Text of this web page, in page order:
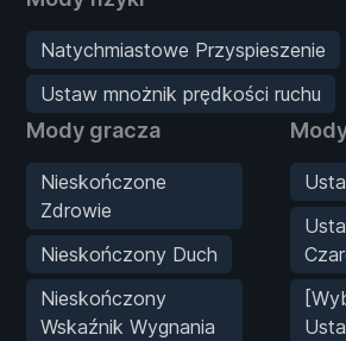
Natychmiastowe Przyspieszenie
Ustaw mnożnik prędkości ruchu
Mody gracza
Nieskończone
Zdrowie
Nieskończony Duch
Nieskończony
Wskaźnik Wygnania